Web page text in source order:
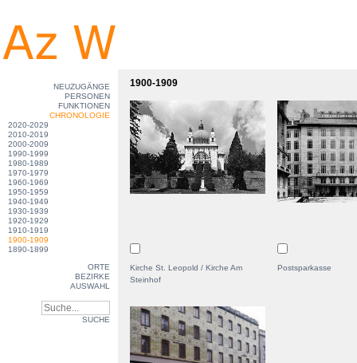
NEUZUGÄNGE
PERSONEN
FUNKTIONEN
CHRONOLOGIE
2020-2029
2010-2019
2000-2009
1990-1999
1980-1989
1970-1979
1960-1969
1950-1959
1940-1949
1930-1939
1920-1929
1910-1919
1900-1909
1890-1899
ORTE
BEZIRKE
AUSWAHL
SUCHE
1900-1909
Kirche St. Leopold / Kirche Am
Steinhof
Postsparkasse